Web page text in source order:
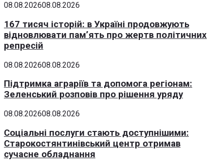
08.08.202608.08.2026
167 тисяч історій: в Україні продовжують
відновлювати пам’ять про жертв політичних
репресій
08.08.202608.08.2026
Підтримка аграріїв та допомога регіонам:
Зеленський розповів про рішення уряду
08.08.202608.08.2026
Соціальні послуги стають доступнішими:
Старокостянтинівський центр отримав
сучасне обладнання